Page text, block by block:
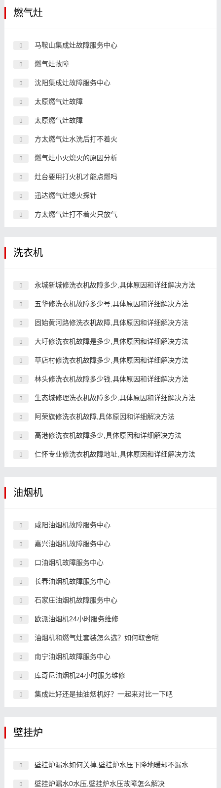
燃气灶
马鞍山集成灶故障服务中心
燃气灶故障
沈阳集成灶故障服务中心
太原燃气灶故障
太原燃气灶故障
方太燃气灶水洗后打不着火
燃气灶小火熄火的原因分析
灶台要用打火机才能点燃吗
迅达燃气灶熄火探针
方太燃气灶打不着火只放气
洗衣机
永城新城修洗衣机故障多少,具体原因和详细解决方法
五华修洗衣机故障多少号,具体原因和详细解决方法
固始黄河路修洗衣机故障,具体原因和详细解决方法
大圩修洗衣机故障是多少,具体原因和详细解决方法
草店村修洗衣机故障多少,具体原因和详细解决方法
林头修洗衣机故障多少钱,具体原因和详细解决方法
生态城修理洗衣机故障多少,具体原因和详细解决方法
阿荣旗修洗衣机故障,具体原因和详细解决方法
高港修洗衣机故障多少,具体原因和详细解决方法
仁怀专业修洗衣机故障地址,具体原因和详细解决方法
油烟机
咸阳油烟机故障服务中心
嘉兴油烟机故障服务中心
口油烟机故障服务中心
长春油烟机故障服务中心
石家庄油烟机故障服务中心
欧派油烟机24小时服务维修
油烟机和燃气灶套装怎么选？如何取舍呢
南宁油烟机故障服务中心
库奇尼油烟机24小时服务维修
集成灶好还是抽油烟机好？一起来对比一下吧
壁挂炉
壁挂炉漏水如何关掉,壁挂炉水压下降地暖却不漏水
壁挂炉漏水0水压,壁挂炉水压故障怎么解决